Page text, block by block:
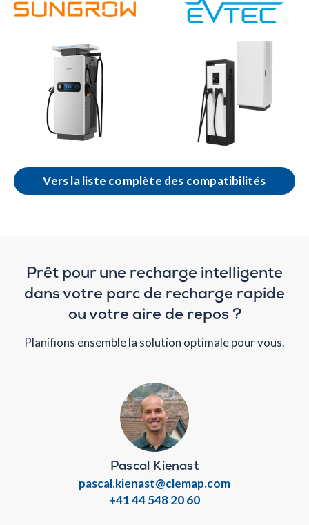
Vers la liste complète des compatibilités
Prêt pour une recharge intelligente
dans votre parc de recharge rapide
ou votre aire de repos ?
Planifions ensemble la solution optimale pour vous.
Pascal Kienast
pascal.kienast@clemap.com
+41 44 548 20 60